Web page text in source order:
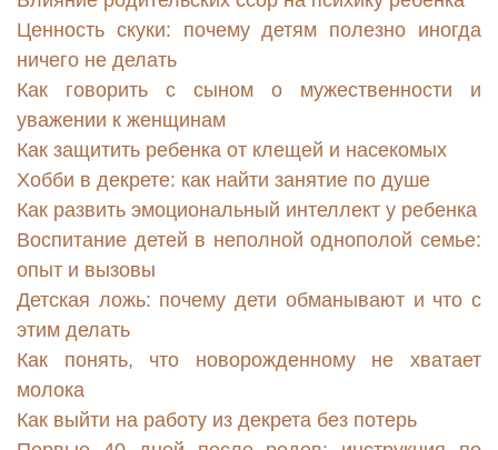
Ценность скуки: почему детям полезно иногда
ничего не делать
Как говорить с сыном о мужественности и
уважении к женщинам
Как защитить ребенка от клещей и насекомых
Хобби в декрете: как найти занятие по душе
Как развить эмоциональный интеллект у ребенка
Воспитание детей в неполной однополой семье:
опыт и вызовы
Детская ложь: почему дети обманывают и что с
этим делать
Как понять, что новорожденному не хватает
молока
Как выйти на работу из декрета без потерь